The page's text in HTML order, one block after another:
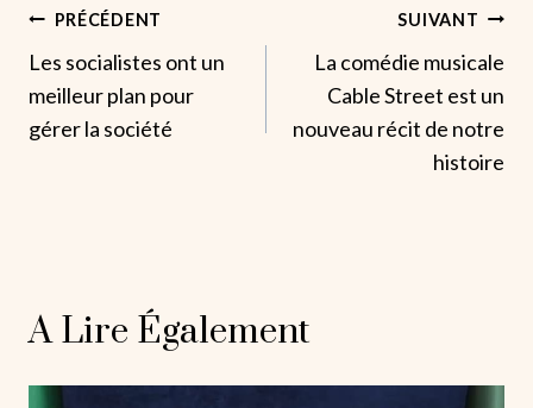
Navigation
De
L’article
PRÉCÉDENT
Les socialistes ont un
meilleur plan pour
gérer la société
SUIVANT
La comédie musicale
Cable Street est un
nouveau récit de notre
histoire
A Lire Également